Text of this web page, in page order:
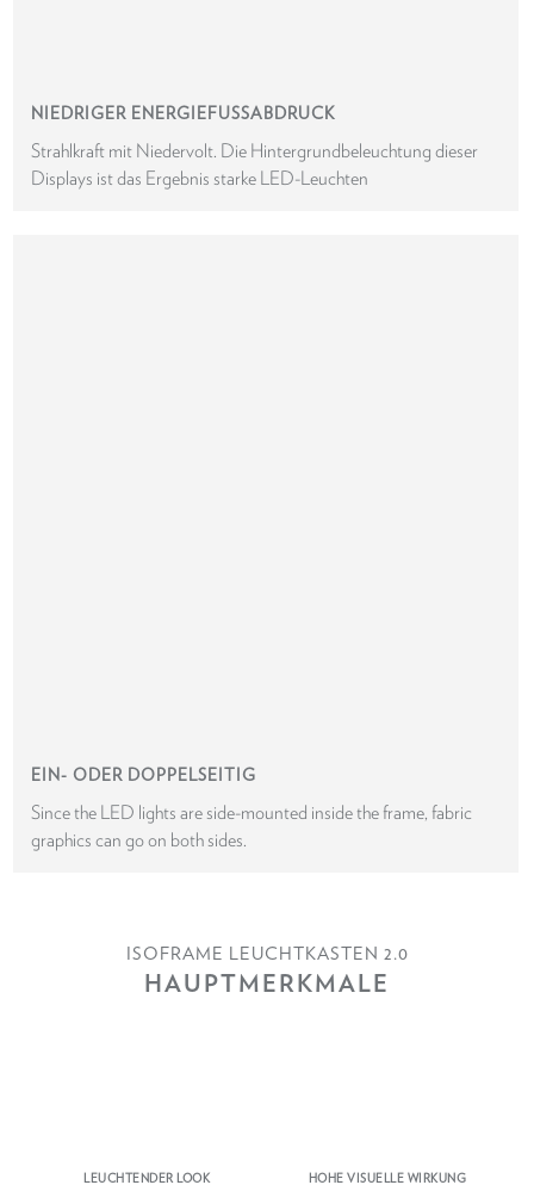
NIEDRIGER ENERGIEFUSSABDRUCK
Strahlkraft mit Niedervolt. Die Hintergrundbeleuchtung dieser
Displays ist das Ergebnis starke LED-Leuchten
EIN- ODER DOPPELSEITIG
Since the LED lights are side-mounted inside the frame, fabric
graphics can go on both sides.
ISOFRAME LEUCHTKASTEN 2.0
HAUPTMERKMALE
LEUCHTENDER LOOK HOHE VISUELLE WIRKUNG